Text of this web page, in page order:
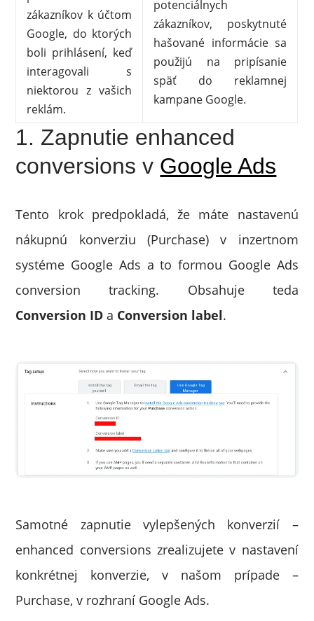
zákazníkov k účtom
Google, do ktorých
boli prihlásení, keď
interagovali s
niektorou z vašich
reklám.
potenciálnych
zákazníkov, poskytnuté
hašované informácie sa
použijú na pripísanie
späť do reklamnej
kampane Google.
1. Zapnutie enhanced
conversions v Google Ads
Tento krok predpokladá, že máte nastavenú
nákupnú konverziu (Purchase) v inzertnom
systéme Google Ads a to formou Google Ads
conversion tracking. Obsahuje teda
Conversion ID a Conversion label.
Samotné zapnutie vylepšených konverzií –
enhanced conversions zrealizujete v nastavení
konkrétnej konverzie, v našom prípade –
Purchase, v rozhraní Google Ads.